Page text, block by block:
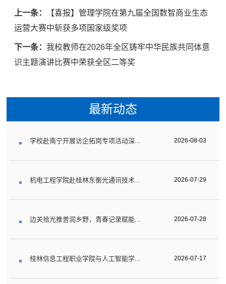
上一条：
【喜报】管理学院在第九届全国数智商业生态
运营大赛中斩获多项国家级奖项
下一条：我校教师在2026年全区铸牢中华民族共同体意
识主题演讲比赛中荣获全区二等奖
最新动态
学校赴南宁开展访企拓岗专项活动深... 2026-08-03
机电工程学院赴桂林东衡光通讯技术... 2026-07-29
边关拾光推普润乡野，青春记录赋能... 2026-07-28
桂林信息工程职业学院与人工智能学... 2026-07-17